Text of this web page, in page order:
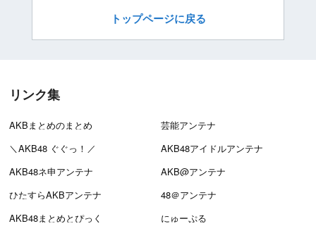
トップページに戻る
リンク集
AKBまとめのまとめ
芸能アンテナ
＼AKB48 ぐぐっ！／
AKB48アイドルアンテナ
AKB48ネ申アンテナ
AKB@アンテナ
ひたすらAKBアンテナ
48＠アンテナ
AKB48まとめとぴっく
にゅーぷる